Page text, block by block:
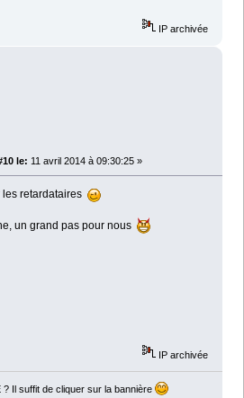
IP archivée
le: 11 avril 2014 à 09:30:25 »
les retardataires
un grand pas pour nous
IP archivée
? Il suffit de cliquer sur la bannière